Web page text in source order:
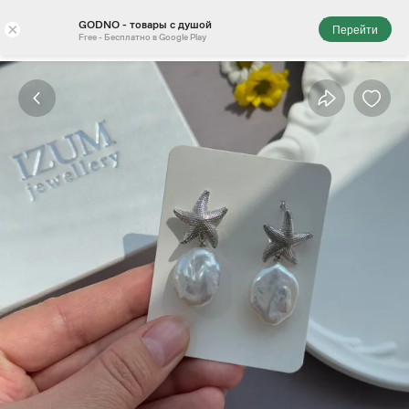
× GODNO - товары с душой
Free - Бесплатно в Google Play
Перейти